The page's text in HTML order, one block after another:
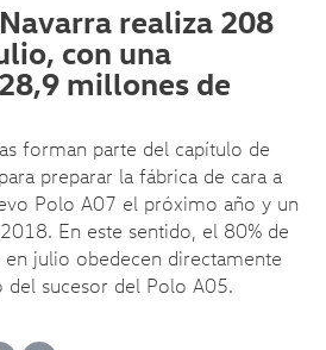
realiza 208
con una
millones de
forman parte del capítulo de
preparar la fábrica de cara a
Polo A07 el próximo año y un
En este sentido, el 80% de
en julio obedecen directamente
sucesor del Polo A05.